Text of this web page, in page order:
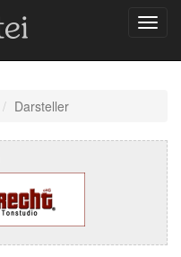
Darsteller